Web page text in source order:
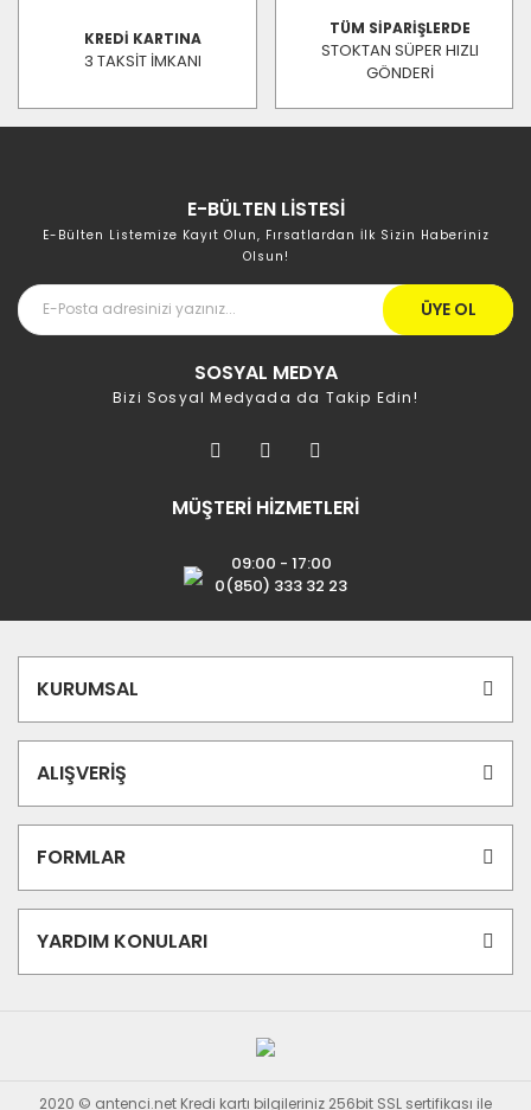
KREDİ KARTINA
3 TAKSİT İMKANI
TÜM SİPARİŞLERDE
STOKTAN SÜPER HIZLI
GÖNDERİ
E-BÜLTEN LİSTESİ
E-Bülten Listemize Kayıt Olun, Fırsatlardan İlk Sizin Haberiniz
Olsun!
ÜYE OL
SOSYAL MEDYA
Bizi Sosyal Medyada da Takip Edin!
MÜŞTERİ HİZMETLERİ
09:00 - 17:00
0(850) 333 32 23
KURUMSAL
ALIŞVERİŞ
FORMLAR
YARDIM KONULARI
2020 © antenci.net Kredi kartı bilgileriniz 256bit SSL sertifikası ile